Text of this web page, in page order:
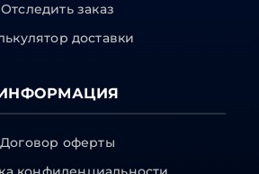
Отследить заказ
доставки
Договор оферты